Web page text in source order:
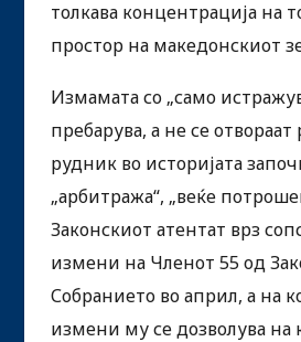
толкава концентрација на
простор на македонскиот
Измамата со „само
пребарува, а не се
рудник во историјата
„арбитража“, „веќе
Законскиот атентат врз
измени на Членот 55 од
Собранието во април, а на
измени му се дозволува на